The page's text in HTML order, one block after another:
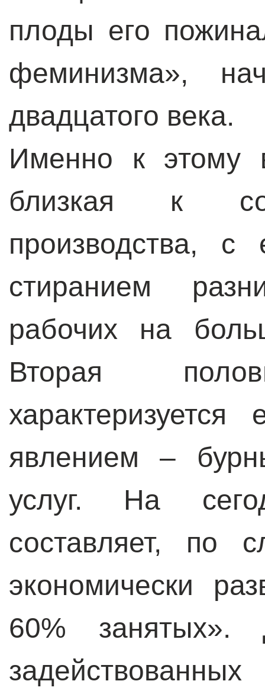
плоды его
феминизма»,
двадцатого века.
Именно к этому
близкая к
производства, с
стиранием
рабочих на
Вторая
явлением –
услуг. На
составляет, по
экономически
60% занятых».